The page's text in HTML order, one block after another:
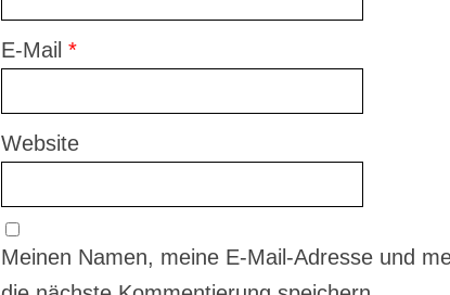
E-Mail *
Website
Meinen Namen, meine E-Mail-Adresse und